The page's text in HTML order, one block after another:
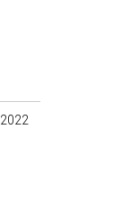
2022